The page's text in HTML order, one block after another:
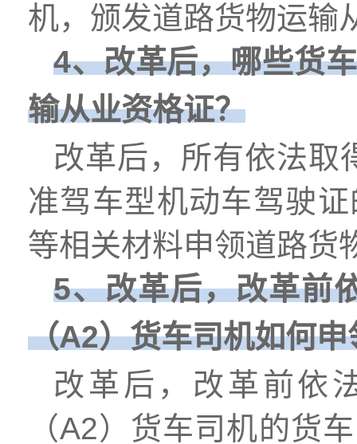
机，颁发道路货物运输
4、改革后，哪些货
输从业资格证？
改革后，所有依法取
准驾车型机动车驾驶
等相关材料申领道路货
5、改革后，改革前
（A2）货车司机如何
改革后，改革前依
（A2）货车司机的货